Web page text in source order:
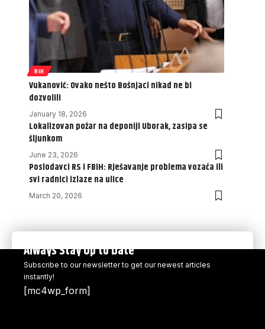
BIH
Vukanović: Ovako nešto Bošnjaci nikad ne bi
dozvolili
January 18, 2026
Lokalizovan požar na deponiji Uborak, zasipa se
šljunkom
June 23, 2026
Poslodavci RS i FBiH: Rješavanje problema vozača ili
svi radnici izlaze na ulice
March 20, 2026
Always Stay Up to Date
Subscribe to our newsletter to get our newest articles
instantly!
[mc4wp_form]